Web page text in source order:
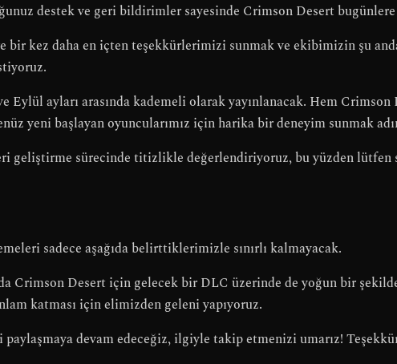
destek ve geri bildirimler sayesinde Crimson Desert
bir kez daha en içten teşekkürlerimizi sunmak ve ekibimizin şu
Eylül ayları arasında kademeli olarak yayınlanacak. Hem
yeni başlayan oyuncularımız için harika bir deneyim sunmak
geliştirme sürecinde titizlikle değerlendiriyoruz, bu yüzden lütfen
sadece aşağıda belirttiklerimizle sınırlı kalmayacak.
Crimson Desert için gelecek bir DLC üzerinde de yoğun bir
katması için elimizden geleni yapıyoruz.
devam edeceğiz, ilgiyle takip etmenizi umarız!